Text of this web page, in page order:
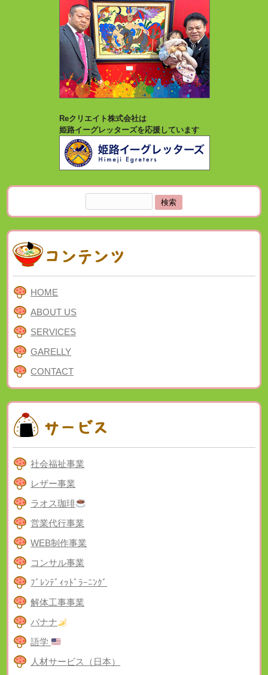
Reクリエイト株式会社は
姫路イーグレッターズを応援しています
索:
HOME
ABOUT US
SERVICES
GARELLY
CONTACT
社会福祉事業
レザー事業
ラオス珈琲
営業代行事業
WEB制作事業
コンサル事業
ﾌﾞﾚﾝﾃﾞｨｯﾄﾞﾗｰﾆﾝｸﾞ
解体工事事業
バナナ
語学
人材サービス（日本）